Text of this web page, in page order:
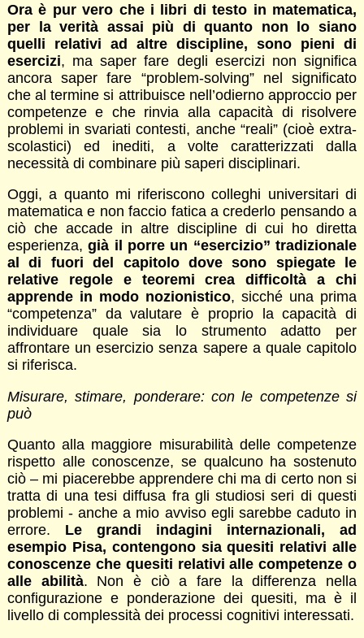
Ora è pur vero che i libri di testo in matematica,
per la verità assai più di quanto non lo siano
quelli relativi ad altre discipline, sono pieni di
esercizi, ma saper fare degli esercizi non significa
ancora saper fare “problem-solving” nel significato
che al termine si attribuisce nell’odierno approccio per
competenze e che rinvia alla capacità di risolvere
problemi in svariati contesti, anche “reali” (cioè extra-
scolastici) ed inediti, a volte caratterizzati dalla
necessità di combinare più saperi disciplinari.
Oggi, a quanto mi riferiscono colleghi universitari di
matematica e non faccio fatica a crederlo pensando a
ciò che accade in altre discipline di cui ho diretta
esperienza,già il porre un “esercizio” tradizionale
al di fuori del capitolo dove sono spiegate le
relative regole e teoremi crea difficoltà a chi
apprende in modo nozionistico, sicché una prima
“competenza” da valutare è proprio la capacità di
individuare quale sia lo strumento adatto per
affrontare un esercizio senza sapere a quale capitolo
si riferisca.
Misurare, stimare, ponderare: con le competenze si
può
Quanto alla maggiore misurabilità delle competenze
rispetto alle conoscenze, se qualcuno ha sostenuto
ciò – mi piacerebbe apprendere chi ma di certo non si
tratta di una tesi diffusa fra gli studiosi seri di questi
problemi - anche a mio avviso egli sarebbe caduto in
errore. Le grandi indagini internazionali, ad
esempio Pisa, contengono sia quesiti relativi alle
conoscenze che quesiti relativi alle competenze o
alle abilità. Non è ciò a fare la differenza nella
configurazione e ponderazione dei quesiti, ma è il
livello di complessità dei processi cognitivi interessati.